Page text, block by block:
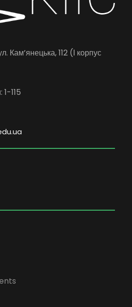
Кам’янецька, 112 (І корпус
115